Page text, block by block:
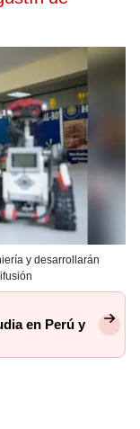
y desarrollarán
en Perú y